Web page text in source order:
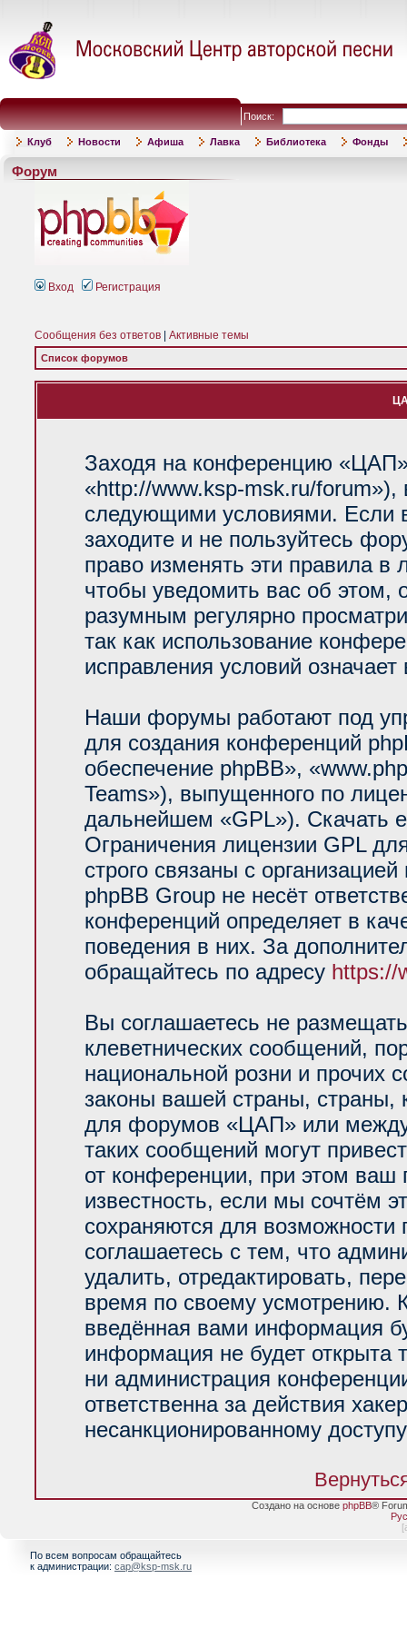
Поиск:
Клуб Новости Афиша Лавка Библиотека Фонды
Форум
Вход Регистрация
Сообщения без ответов Активные темы
Список форумов
Заходя на конференцию
«http://www.ksp-msk.ru/forum»),
следующими условиями. Если
заходите и не пользуйтесь
право изменять эти правила
чтобы уведомить вас об
разумным регулярно
так как использование
исправления условий
Наши форумы работают под
для создания конференций
обеспечение phpBB»,
Teams»), выпущенного по
дальнейшем «GPL»). Скачать
Ограничения лицензии GPL
строго связаны с
phpBB Group не несёт
конференций определяет в
поведения в них. За
обращайтесь по адресу https://
Вы соглашаетесь не
клеветнических сообщений,
национальной розни и прочих
законы вашей страны, страны,
для форумов «ЦАП» или
таких сообщений могут
от конференции, при этом ваш
известность, если мы сочтём
сохраняются для возможности
соглашаетесь с тем, что
удалить, отредактировать,
время по своему усмотрению.
введённая вами информация
информация не будет открыта
ни администрация
ответственна за действия
несанкционированному
Создано на основе phpBB®
[
По всем вопросам обращайтесь
к администрации: cap@ksp-msk.ru